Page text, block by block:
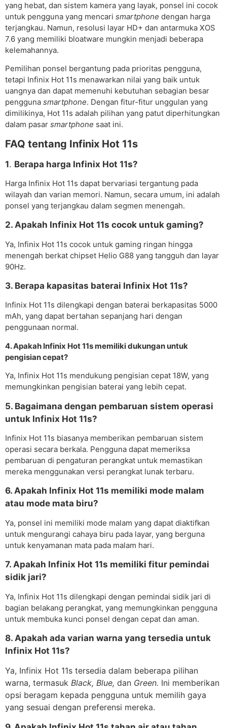
yang hebat, dan sistem kamera yang layak, ponsel ini cocok
untuk pengguna yang mencari smartphone dengan harga
terjangkau. Namun, resolusi layar HD+ dan antarmuka XOS
7.6 yang memiliki bloatware mungkin menjadi beberapa
kelemahannya.
Pemilihan ponsel bergantung pada prioritas pengguna,
tetapi Infinix Hot 11s menawarkan nilai yang baik untuk
uangnya dan dapat memenuhi kebutuhan sebagian besar
pengguna smartphone. Dengan fitur-fitur unggulan yang
dimilikinya, Hot 11s adalah pilihan yang patut diperhitungkan
dalam pasar smartphone saat ini.
FAQ tentang Infinix Hot 11s
1. Berapa harga Infinix Hot 11s?
Harga Infinix Hot 11s dapat bervariasi tergantung pada
wilayah dan varian memori. Namun, secara umum, ini adalah
ponsel yang terjangkau dalam segmen menengah.
2. Apakah Infinix Hot 11s cocok untuk gaming?
Ya, Infinix Hot 11s cocok untuk gaming ringan hingga
menengah berkat chipset Helio G88 yang tangguh dan layar
90Hz.
3. Berapa kapasitas baterai Infinix Hot 11s?
Infinix Hot 11s dilengkapi dengan baterai berkapasitas 5000
mAh, yang dapat bertahan sepanjang hari dengan
penggunaan normal.
4. Apakah Infinix Hot 11s memiliki dukungan untuk
pengisian cepat?
Ya, Infinix Hot 11s mendukung pengisian cepat 18W, yang
memungkinkan pengisian baterai yang lebih cepat.
5. Bagaimana dengan pembaruan sistem operasi
untuk Infinix Hot 11s?
Infinix Hot 11s biasanya memberikan pembaruan sistem
operasi secara berkala. Pengguna dapat memeriksa
pembaruan di pengaturan perangkat untuk memastikan
mereka menggunakan versi perangkat lunak terbaru.
6. Apakah Infinix Hot 11s memiliki mode malam
atau mode mata biru?
Ya, ponsel ini memiliki mode malam yang dapat diaktifkan
untuk mengurangi cahaya biru pada layar, yang berguna
untuk kenyamanan mata pada malam hari.
7. Apakah Infinix Hot 11s memiliki fitur pemindai
sidik jari?
Ya, Infinix Hot 11s dilengkapi dengan pemindai sidik jari di
bagian belakang perangkat, yang memungkinkan pengguna
untuk membuka kunci ponsel dengan cepat dan aman.
8. Apakah ada varian warna yang tersedia untuk
Infinix Hot 11s?
Ya, Infinix Hot 11s tersedia dalam beberapa pilihan
warna, termasuk Black, Blue, dan Green. Ini memberikan
opsi beragam kepada pengguna untuk memilih gaya
yang sesuai dengan preferensi mereka.